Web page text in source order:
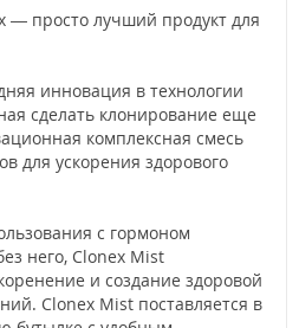
— просто лучший продукт для
инновация в технологии
сделать клонирование еще
комплексная смесь
для ускорения здорового
с гормоном
него, Clonex Mist
и создание здоровой
Clonex Mist поставляется в